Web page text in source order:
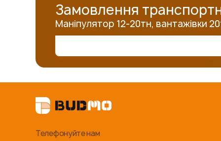
Замовлення
Маніпулятор 12-20тн, вантажівки
Телефонуйте нам